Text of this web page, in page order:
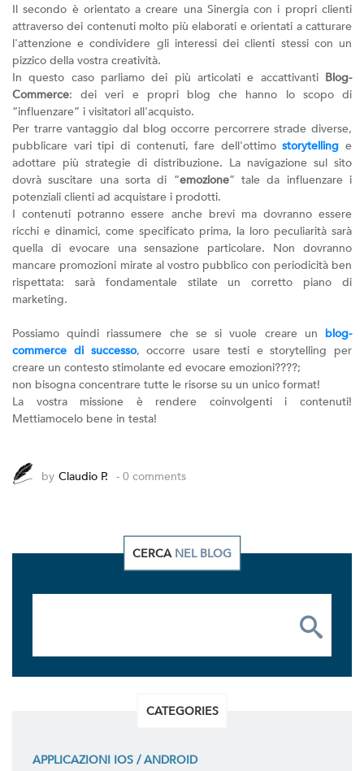
Il secondo è orientato a creare una Sinergia con i propri clienti
attraverso dei contenuti molto più elaborati e orientati a catturare
l'attenzione e condividere gli interessi dei clienti stessi con un
pizzico della vostra creatività.
In questo caso parliamo dei più articolati e accattivanti Blog-
Commerce: dei veri e propri blog che hanno lo scopo di
“influenzare” i visitatori all'acquisto.
Per trarre vantaggio dal blog occorre percorrere strade diverse,
pubblicare vari tipi di contenuti, fare dell'ottimostorytelling e
adottare più strategie di distribuzione. La navigazione sul sito
dovrà suscitare una sorta di “emozione” tale da influenzare i
potenziali clienti ad acquistare i prodotti.
I contenuti potranno essere anche brevi ma dovranno essere
ricchi e dinamici, come specificato prima, la loro peculiarità sarà
quella di evocare una sensazione particolare. Non dovranno
mancare promozioni mirate al vostro pubblico con periodicità ben
rispettata: sarà fondamentale stilate un corretto piano di
marketing.
Possiamo quindi riassumere che se si vuole creare un blog-
commerce di successo, occorre usare testi e storytelling per
creare un contesto stimolante ed evocare emozioni????;
non bisogna concentrare tutte le risorse su un unico format!
La vostra missione è rendere coinvolgenti i contenuti!
Mettiamocelo bene in testa!
by Claudio P. - 0 comments
CERCA NEL BLOG
CATEGORIES
APPLICAZIONI IOS / ANDROID